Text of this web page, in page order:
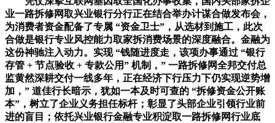
业一路拆修网取兴业银行分行正在结合举办计谋合做发布会，
为消费者资金配备了专属 “资金卫士”，从选材到施工，此次
合做是银行专业风控能力取家拆消费场景的深度融合。金融为
这份神驰注入动力。实现 “钱随进度走，该项办事通过 “银行
存管 + 节点验收 + 专款公用” 机制，” 一路拆修网全邦交付总
监黄然深耕交付一线多年，正在经济下行压力下仍实现逆势增
加，” 道佳行长暗示，犹如一本及时可查的 “拆修资金公开账
本”，树立了企业义务担任标杆；彰显了头部企业引领行业前
进的盲目；依托兴业银行金融专业积淀取一路拆修网行业底